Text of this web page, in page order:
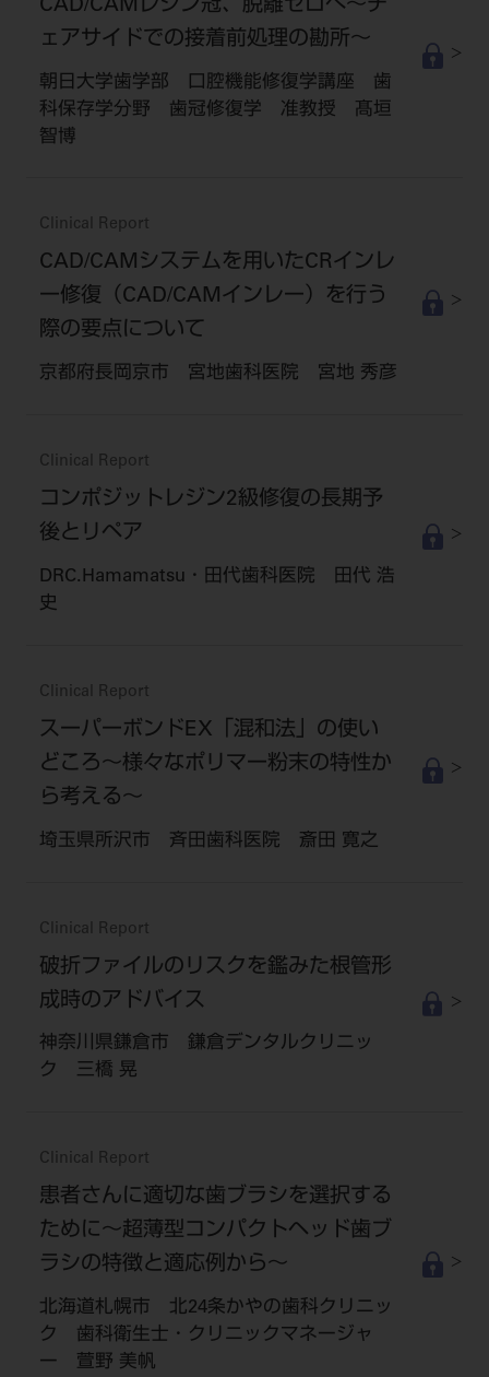
CAD/CAMレジン冠、脱離ゼロへ～チ
ェアサイドでの接着前処理の勘所～
朝日大学歯学部 口腔機能修復学講座 歯
科保存学分野 歯冠修復学 准教授 髙垣
智博
Clinical Report
CAD/CAMシステムを用いたCRインレ
ー修復（CAD/CAMインレー）を行う
際の要点について
京都府長岡京市 宮地歯科医院 宮地 秀彦
Clinical Report
コンポジットレジン2級修復の長期予
後とリペア
DRC.Hamamatsu・田代歯科医院 田代 浩
史
Clinical Report
スーパーボンドEX「混和法」の使い
どころ～様々なポリマー粉末の特性か
ら考える～
埼玉県所沢市 斉田歯科医院 斎田 寛之
Clinical Report
破折ファイルのリスクを鑑みた根管形
成時のアドバイス
神奈川県鎌倉市 鎌倉デンタルクリニッ
ク 三橋 晃
Clinical Report
患者さんに適切な歯ブラシを選択する
ために～超薄型コンパクトヘッド歯ブ
ラシの特徴と適応例から～
北海道札幌市 北24条かやの歯科クリニッ
ク 歯科衛生士・クリニックマネージャ
ー 萱野 美帆